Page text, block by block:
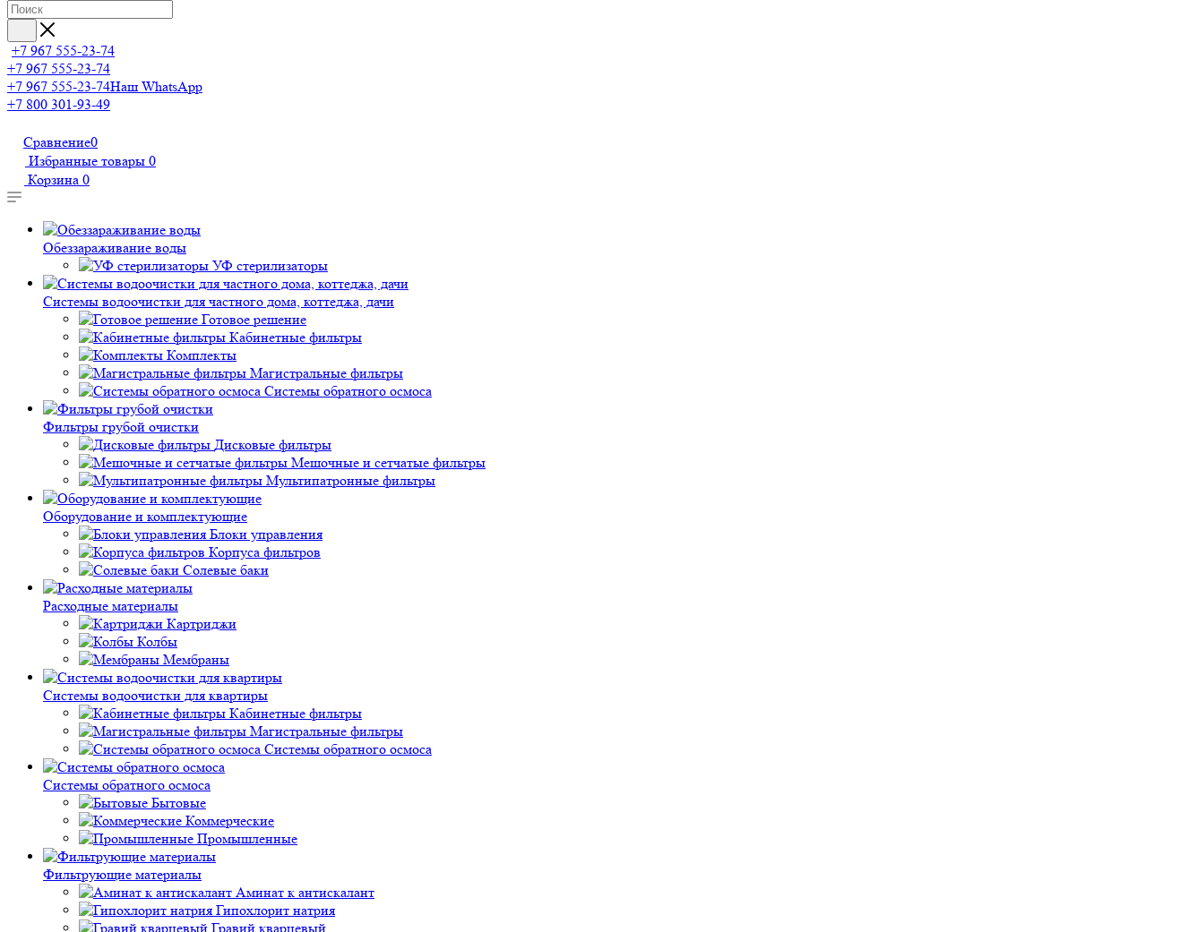
+7 967 555-23-74
+7 967 555-23-74
+7 967 555-23-74Наш WhatsApp
+7 800 301-93-49
Сравнение0
Избранные товары 0
Корзина 0
Обеззараживание воды
УФ стерилизаторы
Системы водоочистки для частного дома, коттеджа, дачи
Готовое решение
Кабинетные фильтры
Комплекты
Магистральные фильтры
Системы обратного осмоса
Фильтры грубой очистки
Дисковые фильтры
Мешочные и сетчатые фильтры
Мультипатронные фильтры
Оборудование и комплектующие
Блоки управления
Корпуса фильтров
Солевые баки
Расходные материалы
Картриджи
Колбы
Мембраны
Системы водоочистки для квартиры
Кабинетные фильтры
Магистральные фильтры
Системы обратного осмоса
Системы обратного осмоса
Бытовые
Коммерческие
Промышленные
Фильтрующие материалы
Аминат к антискалант
Гипохлорит натрия
Гравий кварцевый